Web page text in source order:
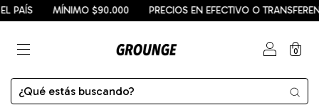
$90.000 PRECIOS EN EFECTIVO O TRANSFERENCIA
0